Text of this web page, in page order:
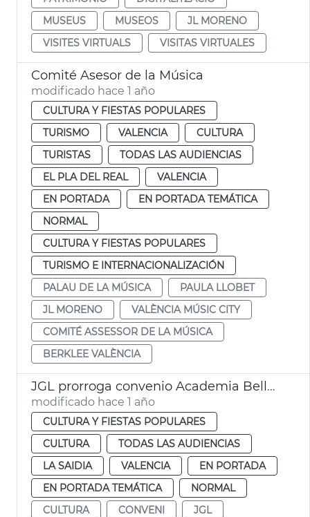
MUSEUS
MUSEOS
JL MORENO
VISITES VIRTUALS
VISITAS VIRTUALES
Comité Asesor de la Música
modificado hace 1 año
CULTURA Y FIESTAS POPULARES
TURISMO
VALENCIA
CULTURA
TURISTAS
TODAS LAS AUDIENCIAS
EL PLA DEL REAL
VALENCIA
EN PORTADA
EN PORTADA TEMÁTICA
NORMAL
CULTURA Y FIESTAS POPULARES
TURISMO E INTERNACIONALIZACIÓN
PALAU DE LA MÚSICA
PAULA LLOBET
JL MORENO
VALÈNCIA MÚSIC CITY
COMITÉ ASSESSOR DE LA MÚSICA
BERKLEE VALÈNCIA
JGL prorroga convenio Academia Bellas Artes Sant Carles
modificado hace 1 año
CULTURA Y FIESTAS POPULARES
CULTURA
TODAS LAS AUDIENCIAS
LA SAIDIA
VALENCIA
EN PORTADA
EN PORTADA TEMÁTICA
NORMAL
CULTURA
CONVENI
JGL